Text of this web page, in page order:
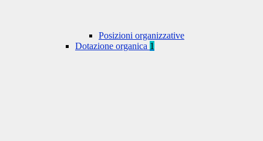
Posizioni organizzative
Dotazione organica 1